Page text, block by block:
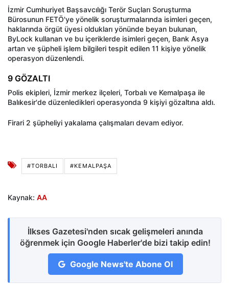
İzmir Cumhuriyet Başsavcılığı Terör Suçları Soruşturma
Bürosunun FETÖ'ye yönelik soruşturmalarında isimleri geçen,
haklarında örgüt üyesi oldukları yönünde beyan bulunan,
ByLock kullanan ve bu içeriklerde isimleri geçen, Bank Asya
artan ve şüpheli işlem bilgileri tespit edilen 11 kişiye yönelik
operasyon düzenlendi.
9 GÖZALTI
Polis ekipleri, İzmir merkez ilçeleri, Torbalı ve Kemalpaşa ile
Balıkesir'de düzenledikleri operasyonda 9 kişiyi gözaltına aldı.
Firari 2 şüpheliyi yakalama çalışmaları devam ediyor.
#TORBALI #KEMALPAŞA
Kaynak: AA
İlkses Gazetesi'nden sıcak gelişmeleri anında
öğrenmek için Google Haberler'de bizi takip edin!
Google News'te Abone Ol